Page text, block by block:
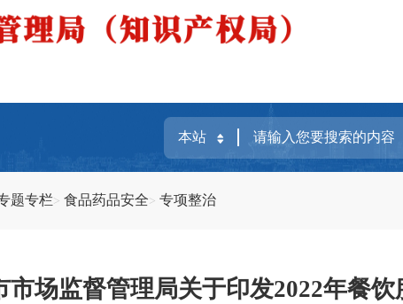
题专栏 食品药品安全 专项整治
市场监督管理局关于印发2022年餐